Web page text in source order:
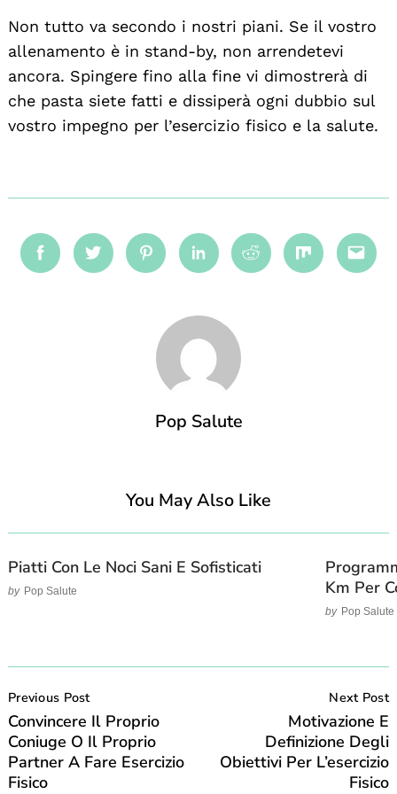
Non tutto va secondo i nostri piani. Se il vostro
allenamento è in stand-by, non arrendetevi
ancora. Spingere fino alla fine vi dimostrerà di
che pasta siete fatti e dissiperà ogni dubbio sul
vostro impegno per l’esercizio fisico e la salute.
FacebookTwitter PinterestLinkedinRedditMix
Pop Salute
You May Also Like
Piatti Con Le Noci Sani E Sofisticati
by Pop Salute
Km Per
by Pop Salute
Navigation
Previous Post
Convincere Il Proprio
Coniuge O Il Proprio
Partner A Fare Esercizio
Fisico
Next Post
Motivazione E
Definizione Degli
Obiettivi Per L’esercizio
Fisico